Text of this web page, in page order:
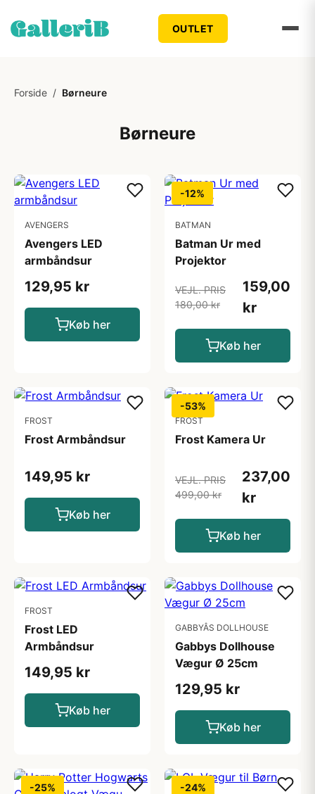
OUTLET
Forside / Børneure
Børneure
AVENGERS
Avengers LED
armbåndsur
129,95 kr
Køb her
-12%
BATMAN
Batman Ur med
Projektor
VEJL. PRIS
180,00 kr
159,00
kr
Køb her
FROST
Frost Armbåndsur
149,95 kr
Køb her
-53%
FROST
Frost Kamera Ur
VEJL. PRIS
499,00 kr
237,00
kr
Køb her
FROST
Frost LED
Armbåndsur
149,95 kr
Køb her
GABBYÂS DOLLHOUSE
Gabbys Dollhouse
Vægur Ø 25cm
129,95 kr
Køb her
-25% -24%